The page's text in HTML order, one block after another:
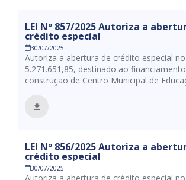
LEI Nº 857/2025 Autoriza a
crédito especial
30/07/2025
Autoriza a abertura de crédito especial
5.271.651,85, destinado ao
construção de Centro Municipal de
LEI Nº 856/2025 Autoriza a
crédito especial
30/07/2025